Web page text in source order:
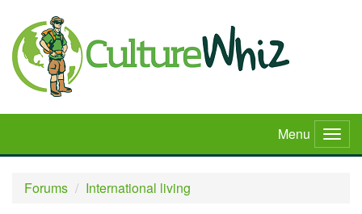
main
content
Menu
Forums
International living